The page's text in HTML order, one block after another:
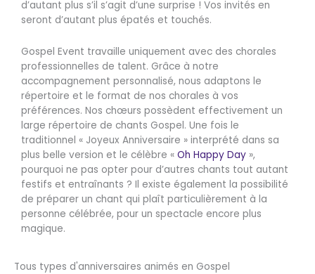
d’autant plus s’il s’agit d’une surprise ! Vos invités en
seront d’autant plus épatés et touchés.
Gospel Event travaille uniquement avec des chorales
professionnelles de talent. Grâce à notre
accompagnement personnalisé, nous adaptons le
répertoire et le format de nos chorales à vos
préférences. Nos chœurs possèdent effectivement un
large répertoire de chants Gospel. Une fois le
traditionnel « Joyeux Anniversaire » interprété dans sa
plus belle version et le célèbre « Oh Happy Day »,
pourquoi ne pas opter pour d’autres chants tout autant
festifs et entraînants ? Il existe également la possibilité
de préparer un chant qui plaît particulièrement à la
personne célébrée, pour un spectacle encore plus
magique.
Tous types d'anniversaires animés en Gospel